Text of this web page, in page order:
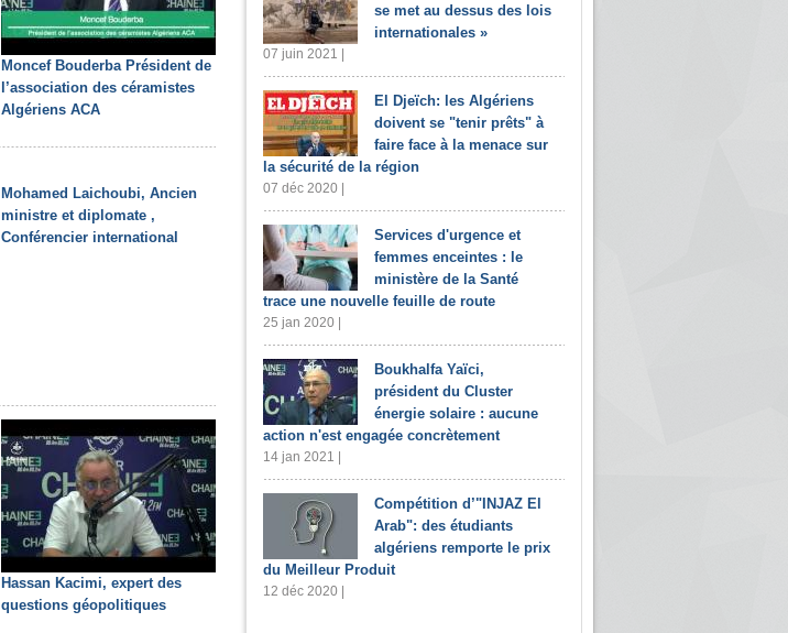
Moncef Bouderba Président de
l’association des céramistes
Algériens ACA
Mohamed Laichoubi, Ancien
ministre et diplomate ,
Conférencier international
Hassan Kacimi, expert des
questions géopolitiques
se met au dessus des lois
internationales »
07 juin 2021 |
El Djeïch: les Algériens
doivent se "tenir prêts" à
faire face à la menace sur
la sécurité de la région
07 déc 2020 |
Services d'urgence et
femmes enceintes : le
ministère de la Santé
trace une nouvelle feuille de route
25 jan 2020 |
Boukhalfa Yaïci,
président du Cluster
énergie solaire : aucune
action n'est engagée concrètement
14 jan 2021 |
Compétition d’"INJAZ El
Arab": des étudiants
algériens remporte le prix
du Meilleur Produit
12 déc 2020 |